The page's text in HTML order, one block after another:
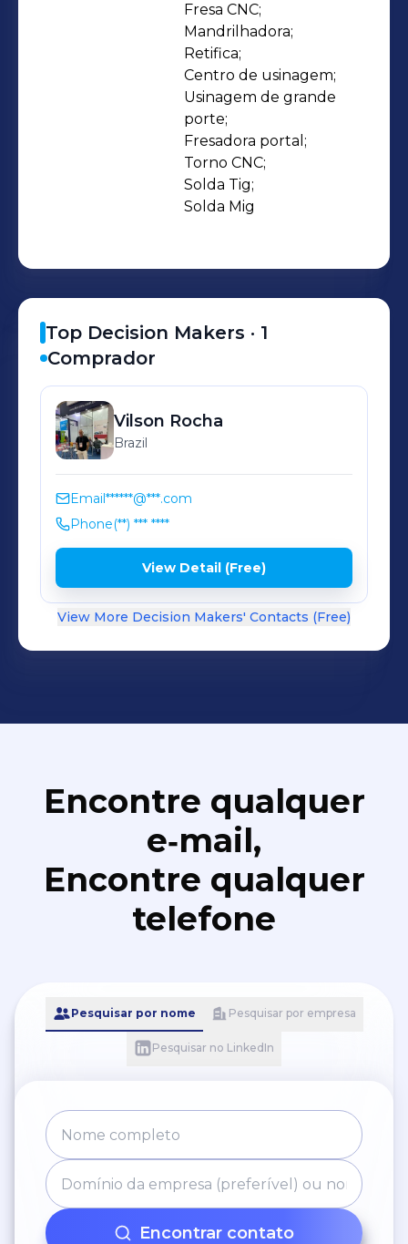
Fresa CNC;
Mandrilhadora;
Retifica;
Centro de usinagem;
Usinagem de grande
porte;
Fresadora portal;
Torno CNC;
Solda Tig;
Solda Mig
Top Decision Makers · 1
Comprador
Vilson Rocha
Brazil
Email******@***.com
Phone(**) *** ****
View Detail (Free)
View More Decision Makers' Contacts (Free)
Encontre qualquer
e‑mail,
Encontre qualquer
telefone
Pesquisar por nome Pesquisar por empresa
Pesquisar no LinkedIn
Encontrar contato